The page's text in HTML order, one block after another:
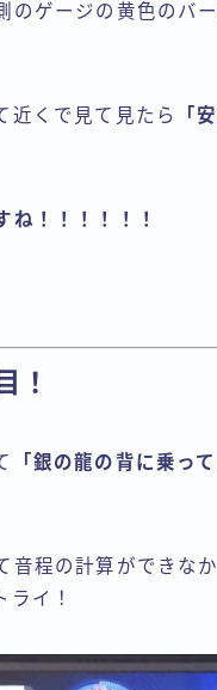
のゲージの黄色のバ
近くで見て見たら 「
ね！！！！！！
！
「銀の龍の背に乗って
音程の計算ができな
ライ！